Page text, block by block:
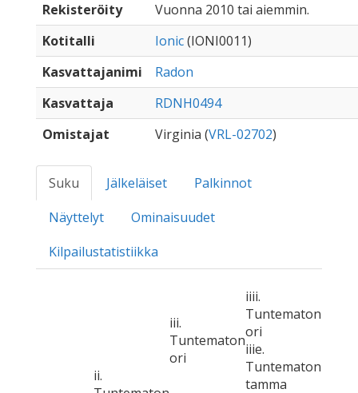
Rekisteröity
Vuonna 2010 tai aiemmin.
Kotitalli
Ionic(IONI0011)
Kasvattajanimi
Radon
Kasvattaja
RDNH0494
Omistajat
Virginia (VRL-02702)
Suku Jälkeläiset
Palkinnot
Näyttelyt
Ominaisuudet
Kilpailustatistiikka
ii.
iii.
Tuntematon
ori
iiii.
Tuntematon
ori
iiie.
Tuntematon
tamma